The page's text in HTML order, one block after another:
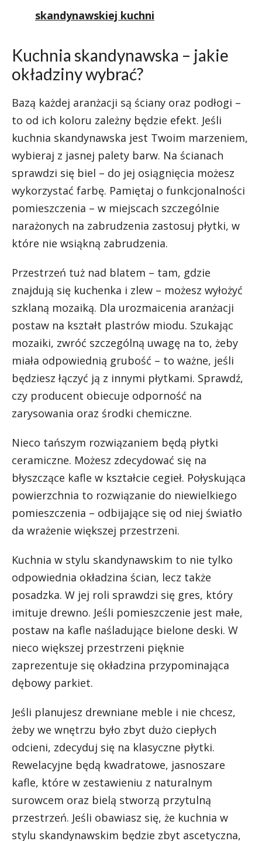
skandynawskiej kuchni
Kuchnia skandynawska – jakie
okładziny wybrać?
Bazą każdej aranżacji są ściany oraz podłogi –
to od ich koloru zależny będzie efekt. Jeśli
kuchnia skandynawska jest Twoim marzeniem,
wybieraj z jasnej palety barw. Na ścianach
sprawdzi się biel – do jej osiągnięcia możesz
wykorzystać farbę. Pamiętaj o funkcjonalności
pomieszczenia – w miejscach szczególnie
narażonych na zabrudzenia zastosuj płytki, w
które nie wsiąkną zabrudzenia.
Przestrzeń tuż nad blatem – tam, gdzie
znajdują się kuchenka i zlew – możesz wyłożyć
szklaną mozaiką. Dla urozmaicenia aranżacji
postaw na kształt plastrów miodu. Szukając
mozaiki, zwróć szczególną uwagę na to, żeby
miała odpowiednią grubość – to ważne, jeśli
będziesz łączyć ją z innymi płytkami. Sprawdź,
czy producent obiecuje odporność na
zarysowania oraz środki chemiczne.
Nieco tańszym rozwiązaniem będą płytki
ceramiczne. Możesz zdecydować się na
błyszczące kafle w kształcie cegieł. Połyskująca
powierzchnia to rozwiązanie do niewielkiego
pomieszczenia – odbijające się od niej światło
da wrażenie większej przestrzeni.
Kuchnia w stylu skandynawskim to nie tylko
odpowiednia okładzina ścian, lecz także
posadzka. W jej roli sprawdzi się gres, który
imituje drewno. Jeśli pomieszczenie jest małe,
postaw na kafle naśladujące bielone deski. W
nieco większej przestrzeni pięknie
zaprezentuje się okładzina przypominająca
dębowy parkiet.
Jeśli planujesz drewniane meble i nie chcesz,
żeby we wnętrzu było zbyt dużo ciepłych
odcieni, zdecyduj się na klasyczne płytki.
Rewelacyjne będą kwadratowe, jasnoszare
kafle, które w zestawieniu z naturalnym
surowcem oraz bielą stworzą przytulną
przestrzeń. Jeśli obawiasz się, że kuchnia w
stylu skandynawskim będzie zbyt ascetyczna,